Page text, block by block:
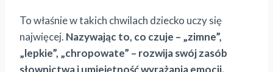
To właśnie w takich chwilach dziecko uczy się
najwięcej. Nazywając to, co czuje – „zimne”,
„lepkie”, „chropowate” – rozwija swój zasób
słownictwa i umiejętność wyrażania emocji.